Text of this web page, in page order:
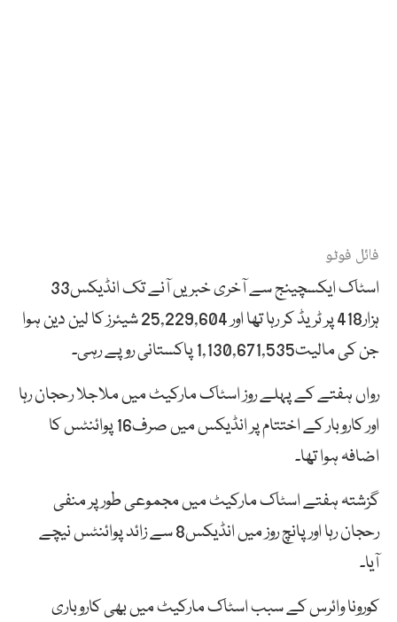
فائل فوٹو
اسٹاک ایکسچینج سے آخری خبریں آنے تک انڈیکس33
ہزار418 پر ٹریڈ کر رہا تھا اور 25,229,604 شیئرز کا لین دین ہوا
جن کی مالیت1,130,671,535 پاکستانی روپے رہی۔
رواں ہفتے کے پہلے روز اسٹاک مارکیٹ میں ملاجلا رحجان رہا
اور کاروبار کے اختتام پر انڈیکس میں صرف16 پوائنٹس کا
اضافہ ہوا تھا۔
گزشتہ ہفتے اسٹاک مارکیٹ میں مجموعی طور پر منفی
رحجان رہا اور پانچ روز میں انڈیکس8 سے زائد پوائنٹس نیچے
آیا۔
کورونا وائرس کے سبب اسٹاک مارکیٹ میں بھی کاروباری